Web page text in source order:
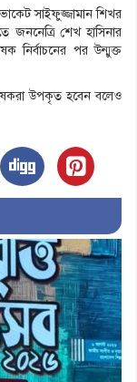
সাইফুজ্জামান শিখর
জননেত্রি শেখ হাসিনার
নির্বাচনের পর উন্মুক্ত
উপকৃত হবেন বলেও